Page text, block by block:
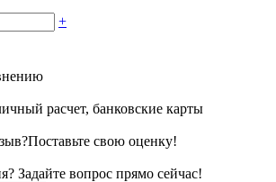
+
расчет, банковские карты
Поставьте свою оценку!
Задайте вопрос прямо сейчас!